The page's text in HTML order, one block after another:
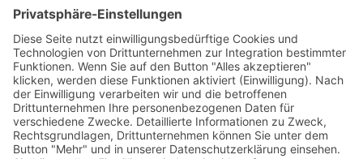
entwickelt und in allen Lebensbereichen
angewendet werden kann. Sie öffnet die Tür
zu tieferer Selbsterkenntnis, stärkeren
Beziehungen und einem erfüllteren Leben.